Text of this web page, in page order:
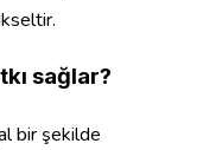
sağlar?
bir şekilde